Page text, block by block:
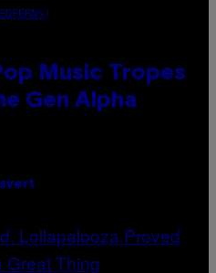
Music Tropes
Gen Alpha